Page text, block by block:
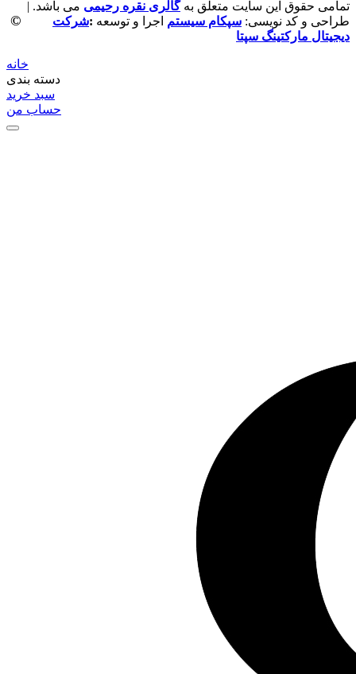
©
تمامی حقوق این سایت متعلق بهگالری نقره رحیمی می باشد. |
طراحی و کد نویسی: سپکام سیستم اجرا و توسعه :شرکت
دیجیتال مارکتینگ سپتا
خانه
دسته بندی
سبد خرید
حساب من